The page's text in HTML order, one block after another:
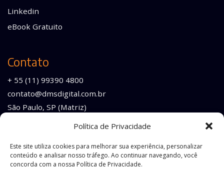
Política de Privacidade
Este site utiliza cookies para melhorar sua experiência, personalizar
conteúdo e analisar nosso tráfego. Ao continuar navegando, você
concorda com a nossa Política de Privacidade.
Linkedin
eBook Gratuito
Contato
+ 55 (11) 99390 4800
contato@dmsdigital.com.br
São Paulo, SP (Matriz)